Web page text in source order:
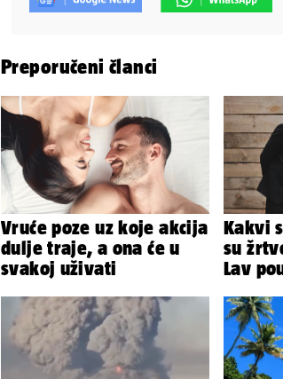
Preporučeni članci
Vruće poze uz koje akcija
dulje traje, a ona će u
svakoj uživati
Kakvi
su
Lav